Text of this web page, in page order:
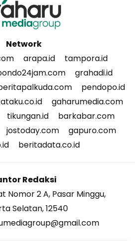
Network
arapa.id
tampora.id
grahadi.id
pendopo.id
gaharumedia.com
tikungan.id
barkabar.com
jostoday.com
gapuro.com
beritadata.co.id
Redaksi
Nomor 2 A, Pasar Minggu,
Selatan, 12540